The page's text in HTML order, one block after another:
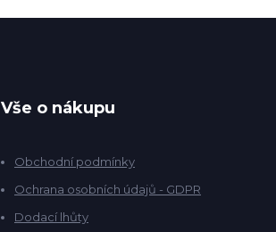
Vše o nákupu
Obchodní podmínky
Ochrana osobních údajů - GDPR
Dodací lhůty